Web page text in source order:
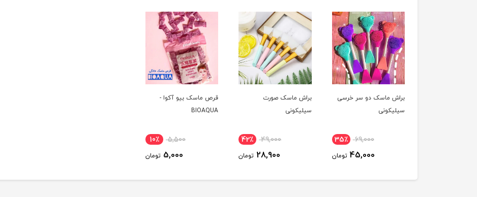
براش ماسک دو سر خرسی
سیلیکونی
69,000 35٪
45,000 تومان
براش ماسک صورت
سیلیکونی
49,000 42٪
28,900 تومان
قرص ماسک بیو آکوا -
BIOAQUA
5,500 10٪
5,000 تومان